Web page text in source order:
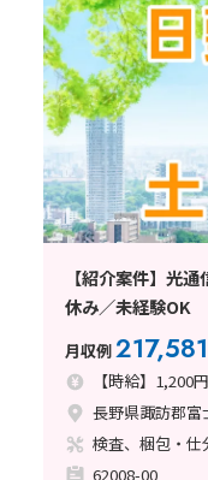
【紹介案件】光
休み／未経験OK
月収例217,581
【時給】1,200
長野県諏訪郡富
検査、梱包・仕
62008-00